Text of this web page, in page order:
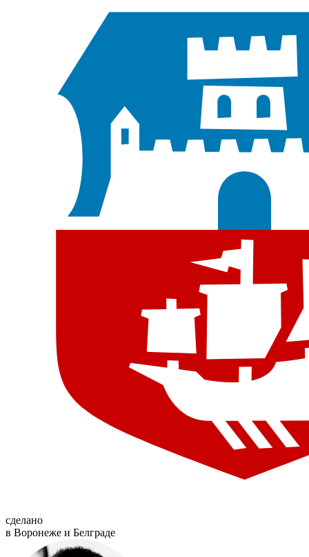
сделано
в Воронеже и Белграде